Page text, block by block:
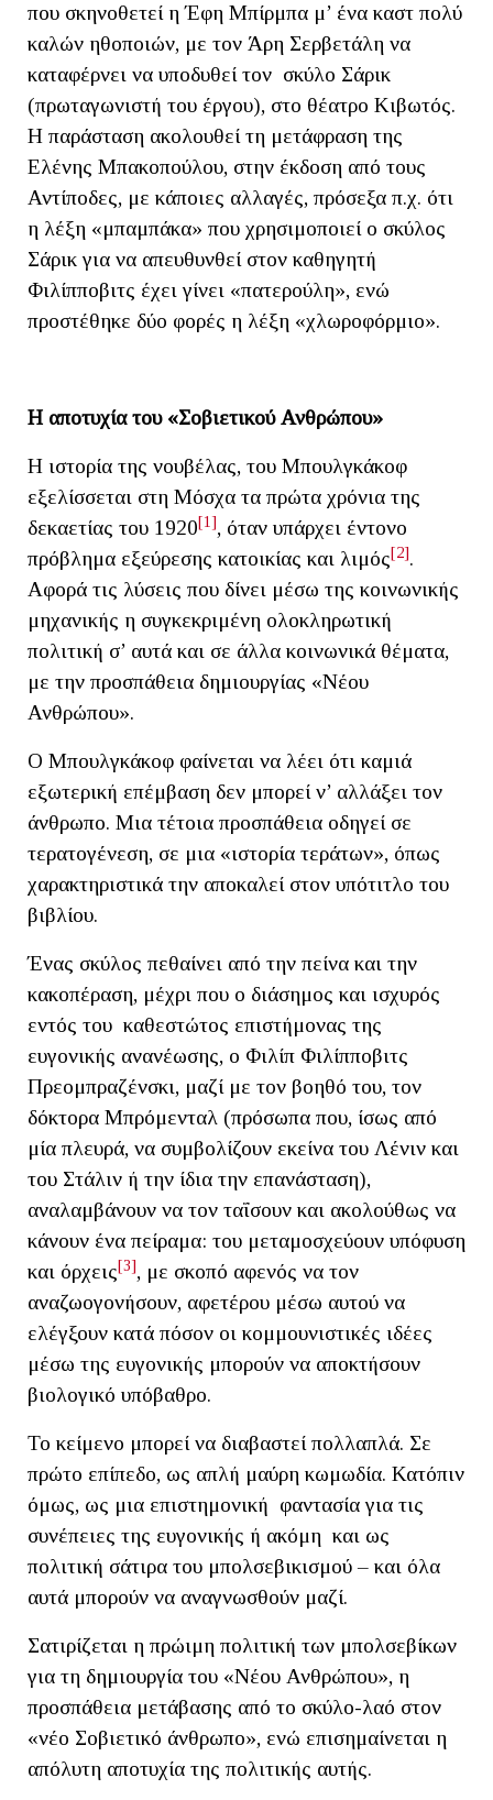
που σκηνοθετεί η Έφη Μπίρμπα μ’ ένα καστ πολύ
καλών ηθοποιών, με τον Άρη Σερβετάλη να
καταφέρνει να υποδυθεί τον σκύλο Σάρικ
(πρωταγωνιστή του έργου), στο θέατρο Κιβωτός.
Η παράσταση ακολουθεί τη μετάφραση της
Ελένης Μπακοπούλου, στην έκδοση από τους
Αντίποδες, με κάποιες αλλαγές, πρόσεξα π.χ. ότι
η λέξη «μπαμπάκα» που χρησιμοποιεί ο σκύλος
Σάρικ για να απευθυνθεί στον καθηγητή
Φιλίπποβιτς έχει γίνει «πατερούλη», ενώ
προστέθηκε δύο φορές η λέξη «χλωροφόρμιο».
Η αποτυχία του «Σοβιετικού Ανθρώπου»
Η ιστορία της νουβέλας, του Μπουλγκάκοφ
εξελίσσεται στη Μόσχα τα πρώτα χρόνια της
δεκαετίας του 1920[1], όταν υπάρχει έντονο
πρόβλημα εξεύρεσης κατοικίας και λιμός[2].
Αφορά τις λύσεις που δίνει μέσω της κοινωνικής
μηχανικής η συγκεκριμένη ολοκληρωτική
πολιτική σ’ αυτά και σε άλλα κοινωνικά θέματα,
με την προσπάθεια δημιουργίας «Νέου
Ανθρώπου».
Ο Μπουλγκάκοφ φαίνεται να λέει ότι καμιά
εξωτερική επέμβαση δεν μπορεί ν’ αλλάξει τον
άνθρωπο. Μια τέτοια προσπάθεια οδηγεί σε
τερατογένεση, σε μια «ιστορία τεράτων», όπως
χαρακτηριστικά την αποκαλεί στον υπότιτλο του
βιβλίου.
Ένας σκύλος πεθαίνει από την πείνα και την
κακοπέραση, μέχρι που ο διάσημος και ισχυρός
εντός του καθεστώτος επιστήμονας της
ευγονικής ανανέωσης, ο Φιλίπ Φιλίπποβιτς
Πρεομπραζένσκι, μαζί με τον βοηθό του, τον
δόκτορα Μπρόμενταλ (πρόσωπα που, ίσως από
μία πλευρά, να συμβολίζουν εκείνα του Λένιν και
του Στάλιν ή την ίδια την επανάσταση),
αναλαμβάνουν να τον ταΐσουν και ακολούθως να
κάνουν ένα πείραμα: του μεταμοσχεύουν υπόφυση
και όρχεις[3], με σκοπό αφενός να τον
αναζωογονήσουν, αφετέρου μέσω αυτού να
ελέγξουν κατά πόσον οι κομμουνιστικές ιδέες
μέσω της ευγονικής μπορούν να αποκτήσουν
βιολογικό υπόβαθρο.
Το κείμενο μπορεί να διαβαστεί πολλαπλά. Σε
πρώτο επίπεδο, ως απλή μαύρη κωμωδία. Κατόπιν
όμως, ως μια επιστημονική φαντασία για τις
συνέπειες της ευγονικής ή ακόμη και ως
πολιτική σάτιρα του μπολσεβικισμού – και όλα
αυτά μπορούν να αναγνωσθούν μαζί.
Σατιρίζεται η πρώιμη πολιτική των μπολσεβίκων
για τη δημιουργία του «Νέου Ανθρώπου», η
προσπάθεια μετάβασης από το σκύλο-λαό στον
«νέο Σοβιετικό άνθρωπο», ενώ επισημαίνεται η
απόλυτη αποτυχία της πολιτικής αυτής.